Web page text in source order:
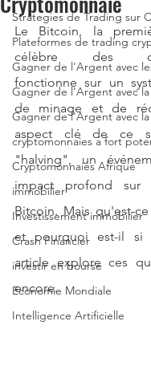
Strategies de Trading sur
Plateformes de trading
Gagner de l'Argent avec
Gagner de l'Argent avec
Gagner de l'Argent avec
cryptomonnaies a fort
Cryptomonnaies Afrique
immobilier
Investissement immobilier
Crash Financier
investir en bourse
Economie Mondiale
Intelligence Artificielle
Le Bitcoin, la
célèbre des
fonctionne sur un
de minage et de
aspect clé de ce
"halving", un
impact profond sur
Bitcoin. Mais qu'est-
et pourquoi est-il si
article explore ces
encore.